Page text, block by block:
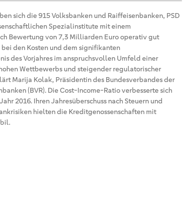
sich die 915 Volksbanken und Raiffeisenbanken, PSD
Spezialinstitute mit einem
Bewertung von 7,3 Milliarden Euro operativ gut
den Kosten und dem signifikanten
des Vorjahres im anspruchsvollen Umfeld einer
Wettbewerbs und steigender regulatorischer
Marija Kolak, Präsidentin des Bundesverbandes der
(BVR). Die Cost-Income-Ratio verbesserte sich
2016. Ihren Jahresüberschuss nach Steuern und
hielten die Kreditgenossenschaften mit